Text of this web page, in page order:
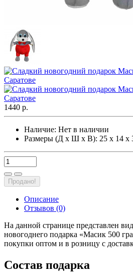
1440 р.
Наличие: Нет в наличии
Размеры (Д х Ш х В): 25 х 14 х
Продано!
Описание
Отзывов (0)
На данной странице представлен
новогоднего подарка «Масик 500
покупки оптом и в розницу с
Состав подарка